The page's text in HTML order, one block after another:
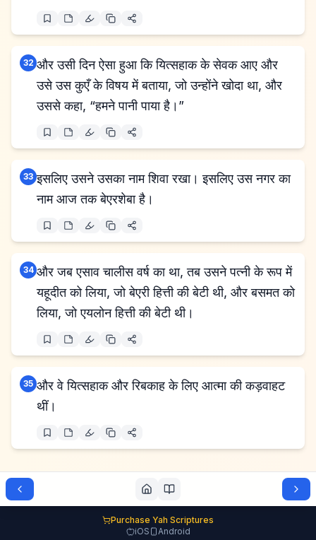
32 और उसी दिन ऐसा हुआ कि यित्सहाक के सेवक आए और
उसे उस कुएँ के विषय में बताया, जो उन्होंने खोदा था, और
उससे कहा, “हमने पानी पाया है।”
33 इसलिए उसने उसका नाम शिवा रखा। इसलिए उस नगर का
नाम आज तक बेएरशेबा है।
34 और जब एसाव चालीस वर्ष का था, तब उसने पत्नी के रूप में
यहूदीत को लिया, जो बेएरी हित्ती की बेटी थी, और बसमत को
लिया, जो एयलोन हित्ती की बेटी थी।
35 और वे यित्सहाक और रिबकाह के लिए आत्मा की कड़वाहट
थीं।
Purchase Yah Scriptures
iOS
Android